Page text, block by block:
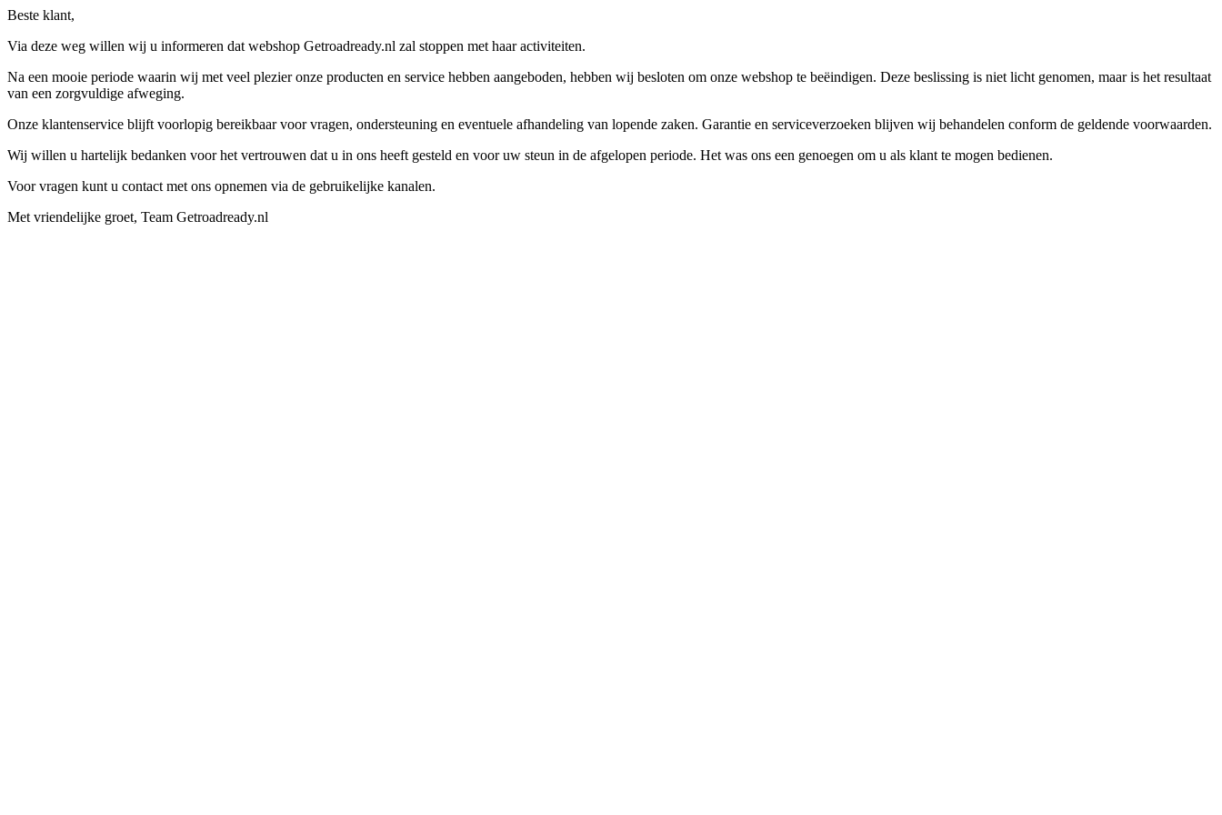
Beste klant,
Via deze weg willen wij u informeren dat webshop Getroadready.nl zal stoppen met haar activiteiten.
Na een mooie periode waarin wij met veel plezier onze producten en service hebben aangeboden, hebben wij besloten om onze webshop te beëindigen. Deze beslissing is niet licht genomen, maar is het resultaat
van een zorgvuldige afweging.
Onze klantenservice blijft voorlopig bereikbaar voor vragen, ondersteuning en eventuele afhandeling van lopende zaken. Garantie en serviceverzoeken blijven wij behandelen conform de geldende voorwaarden.
Wij willen u hartelijk bedanken voor het vertrouwen dat u in ons heeft gesteld en voor uw steun in de afgelopen periode. Het was ons een genoegen om u als klant te mogen bedienen.
Voor vragen kunt u contact met ons opnemen via de gebruikelijke kanalen.
Met vriendelijke groet, Team Getroadready.nl